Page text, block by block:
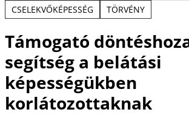
CSELEKVŐKÉPESSÉG
TÖRVÉNY
Támogató
segítség a belátási
képességükben
korlátozottaknak